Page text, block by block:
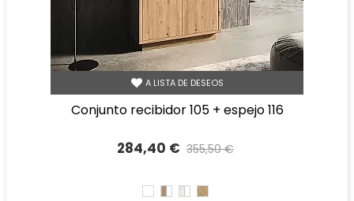
A LISTA DE DESEOS
conjunto recibidor 105 + espejo 116
284,40 € 355,50 €
BLANCO
ROBLE
TIBETROBLE